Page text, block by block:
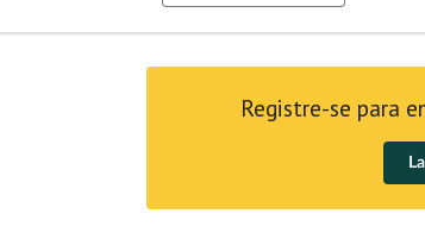
Registre-se para